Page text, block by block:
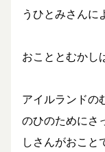
うひとみさんに
おこととむかし
アイルランドの
のひのためにさ
しさんがおこと